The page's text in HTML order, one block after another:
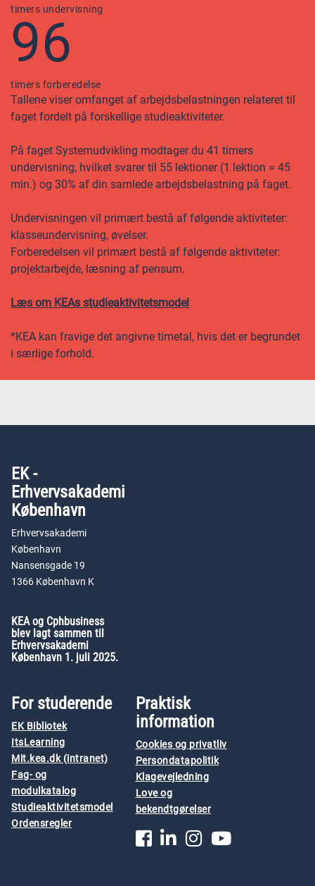
timers undervisning
96
timers forberedelse
Tallene viser omfanget af arbejdsbelastningen relateret til
faget fordelt på forskellige studieaktiviteter.
På faget Systemudvikling modtager du 41 timers
undervisning, hvilket svarer til 55 lektioner (1 lektion = 45
min.) og 30% af din samlede arbejdsbelastning på faget.
Undervisningen vil primært bestå af følgende aktiviteter:
klasseundervisning, øvelser.
Forberedelsen vil primært bestå af følgende aktiviteter:
projektarbejde, læsning af pensum.
Læs om KEAs studieaktivitetsmodel
*KEA kan fravige det angivne timetal, hvis det er begrundet
i særlige forhold.
EK -
Erhvervsakademi
København
Erhvervsakademi
København
Nansensgade 19
1366 København K
KEA og Cphbusiness
blev lagt sammen til
Erhvervsakademi
København 1. juli 2025.
For studerende
EK Bibliotek
ItsLearning
Mit.kea.dk (intranet)
Fag- og
modulkatalog
Studieaktivitetsmodel
Ordensregler
Praktisk
information
Cookies og privatliv
Persondatapolitik
Klagevejledning
Love og
bekendtgørelser